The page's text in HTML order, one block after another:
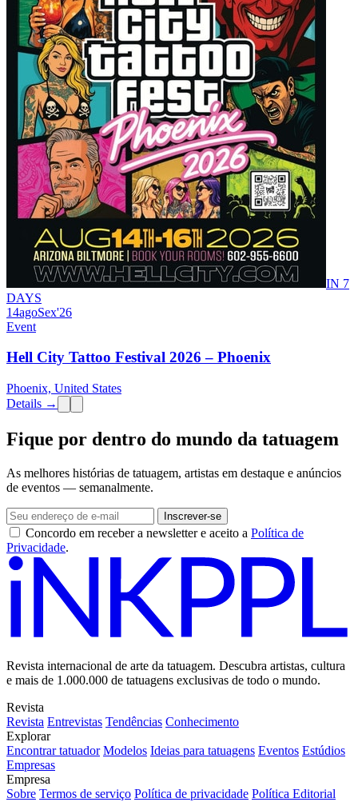
IN 7
DAYS
14agoSex'26
Event
Hell City Tattoo Festival 2026 – Phoenix
Phoenix, United States
Details →
Fique por dentro do mundo da tatuagem
As melhores histórias de tatuagem, artistas em destaque e anúncios
de eventos — semanalmente.
Inscrever-se
Concordo em receber a newsletter e aceito a Política de
Privacidade.
Revista internacional de arte da tatuagem. Descubra artistas, cultura
e mais de 1.000.000 de tatuagens exclusivas de todo o mundo.
Revista
Revista Entrevistas Tendências Conhecimento
Explorar
Encontrar tatuador Modelos Ideias para tatuagens Eventos Estúdios
Empresas
Empresa
Sobre Termos de serviço Política de privacidade Política Editorial